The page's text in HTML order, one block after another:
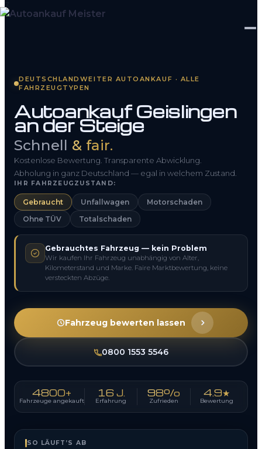
So funktioniert’s
Kontakt
FAQ
0800 1553 5546
DEUTSCHLANDWEITER AUTOANKAUF · ALLE
FAHRZEUGTYPEN
Autoankauf Geislingen
an der Steige
Schnell & fair.
Kostenlose Bewertung. Transparente Abwicklung.
Abholung in ganz Deutschland — egal in welchem Zustand.
IHR FAHRZEUGZUSTAND:
Gebraucht Unfallwagen
Motorschaden
Ohne TÜV
Totalschaden
Gebrauchtes Fahrzeug — kein Problem
Wir kaufen Ihr Fahrzeug unabhängig von Alter,
Kilometerstand und Marke. Faire Marktbewertung, keine
versteckten Abzüge.
Fahrzeug bewerten lassen
0800 1553 5546
4800+
Fahrzeuge angekauft
16 J.
Erfahrung
98%
Zufrieden
4.9★
Bewertung
SO LÄUFT’S AB